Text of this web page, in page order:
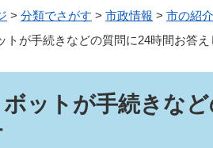
> 分類でさがす > 市政情報 > 市の紹介
トが手続きなどの質問に24時間お答え
ットが手続きな